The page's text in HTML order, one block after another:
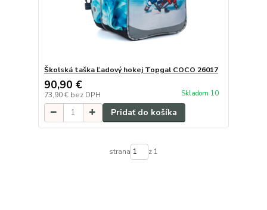
Školská taška Ľadový hokej Topgal COCO 26017
90,90 €
73,90 € bez DPH Skladom 10
Pridať do košíka
strana z 1